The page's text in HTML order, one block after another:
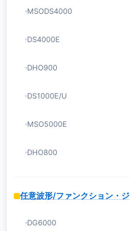
MSODS4000
DS4000E
DHO900
DS1000E/U
MSO5000E
DHO800
任意波形/ファンクション・ジ
DG6000